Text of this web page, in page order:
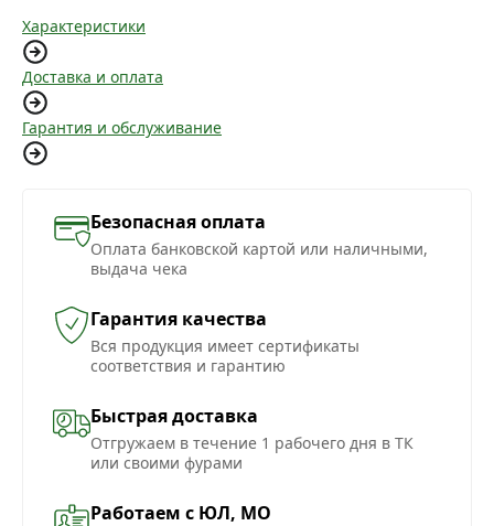
Характеристики
Доставка и оплата
Гарантия и обслуживание
Безопасная оплата
Оплата банковской картой или наличными,
выдача чека
Гарантия качества
Вся продукция имеет сертификаты
соответствия и гарантию
Быстрая доставка
Отгружаем в течение 1 рабочего дня в ТК
или своими фурами
Работаем с ЮЛ, МО